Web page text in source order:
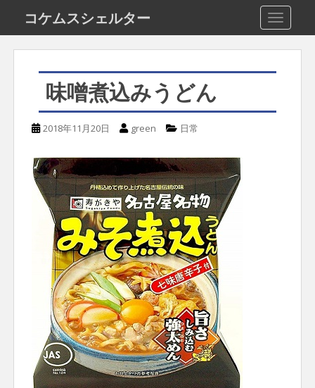
k
コケムスシェルター
味噌煮込みうどん
2018年11月20日 green 日常